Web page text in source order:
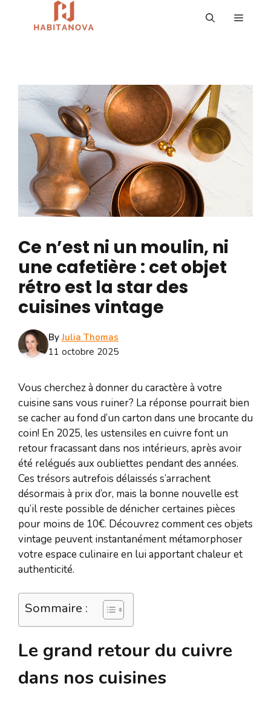
MENU
Ce n’est ni un moulin, ni
une cafetière : cet objet
rétro est la star des
cuisines vintage
ByJulia Thomas
11 octobre 2025
Vous cherchez à donner du caractère à votre
cuisine sans vous ruiner? La réponse pourrait bien
se cacher au fond d’un carton dans une brocante du
coin! En 2025, les ustensiles en cuivre font un
retour fracassant dans nos intérieurs, après avoir
été relégués aux oubliettes pendant des années.
Ces trésors autrefois délaissés s’arrachent
désormais à prix d’or, mais la bonne nouvelle est
qu’il reste possible de dénicher certaines pièces
pour moins de 10€. Découvrez comment ces objets
vintage peuvent instantanément métamorphoser
votre espace culinaire en lui apportant chaleur et
authenticité.
Sommaire :
Le grand retour du cuivre
dans nos cuisines